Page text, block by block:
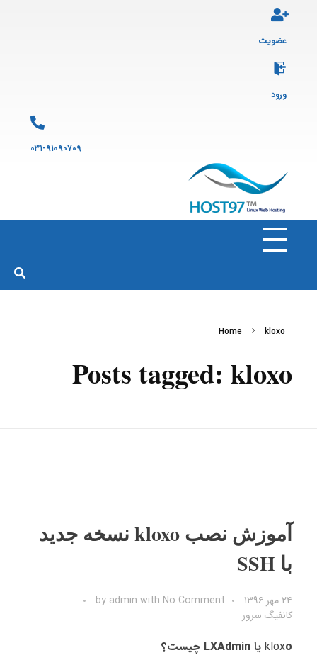
عضویت
ورود
۰۳۱-۹۱۰۹۰۷۰۹
هاست ۹۷ارائه سرویس هاست لینوکس و ثبت دامنه
Home kloxo
Posts tagged: kloxo
آموزش نصب kloxo نسخه جدید
با SSH
۲۴ مهر ۱۳۹۶ by admin with No Comment
کانفیگ سرور
kloxo یا LXAdmin چیست؟